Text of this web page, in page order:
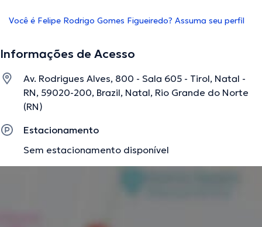
Você é Felipe Rodrigo Gomes Figueiredo? Assuma seu perfil
Informações de Acesso
Av. Rodrigues Alves, 800 - Sala 605 - Tirol, Natal -
RN, 59020-200, Brazil, Natal, Rio Grande do Norte
(RN)
Estacionamento
Sem estacionamento disponível